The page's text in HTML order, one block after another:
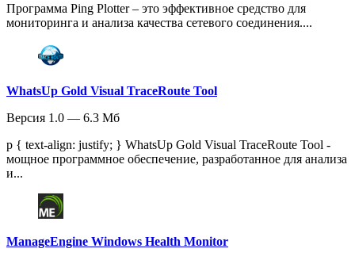
Программа Ping Plotter – это эффективное средство для
мониторинга и анализа качества сетевого соединения....
WhatsUp Gold Visual TraceRoute Tool
Версия 1.0 — 6.3 Мб
p { text-align: justify; } WhatsUp Gold Visual TraceRoute Tool -
мощное программное обеспечение, разработанное для анализа
и...
ManageEngine Windows Health Monitor